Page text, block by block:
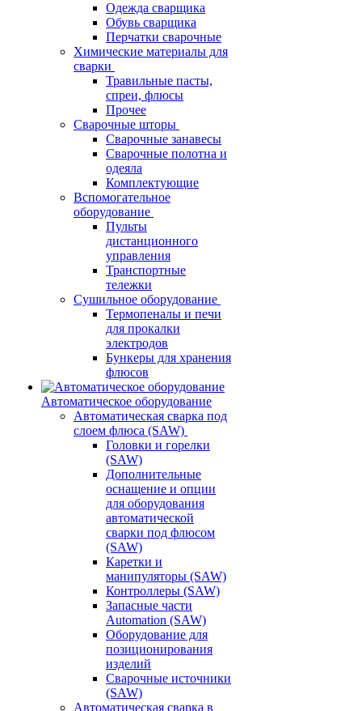
Одежда сварщика
Обувь сварщика
Перчатки сварочные
Химические материалы для
сварки
Травильные пасты,
спреи, флюсы
Прочее
Сварочные шторы
Сварочные занавесы
Сварочные полотна и
одеяла
Комплектующие
Вспомогательное
оборудование
Пульты
дистанционного
управления
Транспортные
тележки
Сушильное оборудование
Термопеналы и печи
для прокалки
электродов
Бункеры для хранения
флюсов
Автоматическое оборудование
Автоматическая сварка под
слоем флюса (SAW)
Головки и горелки
(SAW)
Дополнительные
оснащение и опции
для оборудования
автоматической
сварки под флюсом
(SAW)
Каретки и
манипуляторы (SAW)
Контроллеры (SAW)
Запасные части
Automation (SAW)
Оборудование для
позиционирования
изделий
Сварочные источники
(SAW)
Автоматическая сварка в